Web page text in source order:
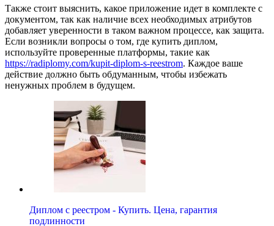
Также стоит выяснить, какое приложение идет в комплекте с
документом, так как наличие всех необходимых атрибутов
добавляет уверенности в таком важном процессе, как защита.
Если возникли вопросы о том, где купить диплом,
используйте проверенные платформы, такие как
https://radiplomy.com/kupit-diplom-s-reestrom. Каждое ваше
действие должно быть обдуманным, чтобы избежать
ненужных проблем в будущем.
Диплом с реестром - Купить. Цена, гарантия
подлинности